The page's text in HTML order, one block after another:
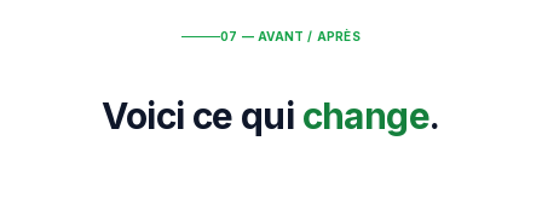
07 — AVANT / APRÈS
Voici ce qui change.